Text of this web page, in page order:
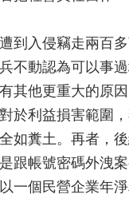
到入侵竊走兩百
不動認為可以事
其他更重大的原
於利益損害範圍
如糞土。再者，
跟帳號密碼外洩
一個民營企業年